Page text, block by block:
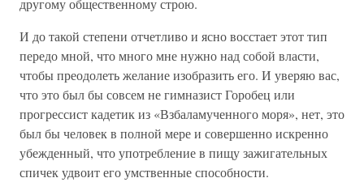
другому общественному строю.
И до такой степени отчетливо и ясно восстает этот тип
передо мной, что много мне нужно над собой власти,
чтобы преодолеть желание изобразить его. И уверяю вас,
что это был бы совсем не гимназист Горобец или
прогрессист кадетик из «Взбаламученного моря», нет, это
был бы человек в полной мере и совершенно искренно
убежденный, что употребление в пищу зажигательных
спичек удвоит его умственные способности.